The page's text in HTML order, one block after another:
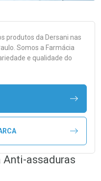
produtos da Dersani nas
Somos a Farmácia
e qualidade do
Anti-assaduras